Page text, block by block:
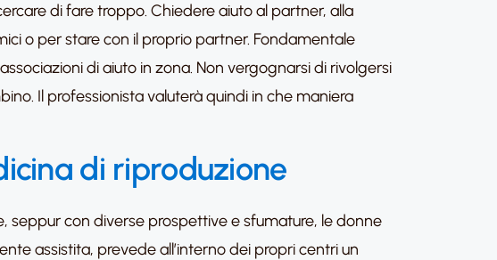
di fare troppo. Chiedere aiuto al partner, alla
o per stare con il proprio partner. Fondamentale
di aiuto in zona. Non vergognarsi di rivolgersi
Il professionista valuterà quindi in che maniera
di riproduzione
seppur con diverse prospettive e sfumature, le donne
assistita, prevede all’interno dei propri centri un